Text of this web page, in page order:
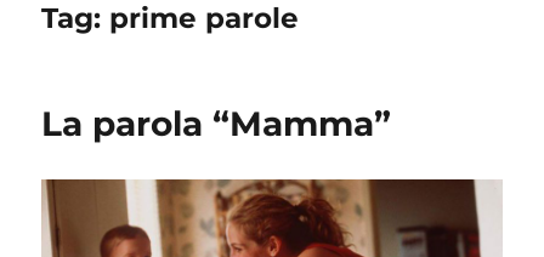
Tag: prime parole
La parola “Mamma”